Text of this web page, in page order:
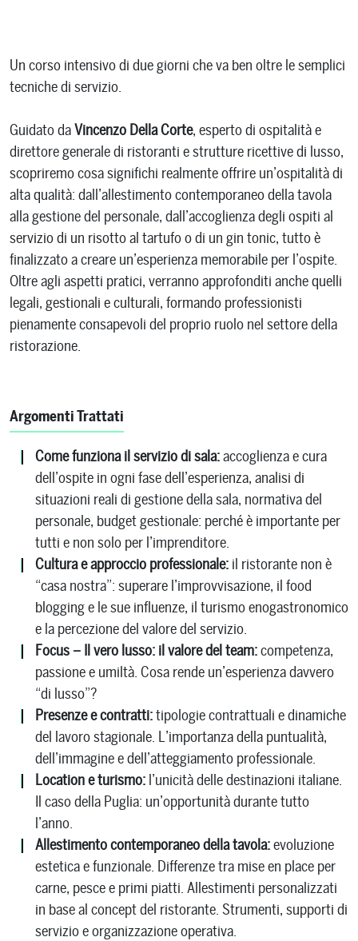
Un corso intensivo di due giorni che va ben oltre le semplici
tecniche di servizio.
Guidato daVincenzo Della Corte, esperto di ospitalità e
direttore generale di ristoranti e strutture ricettive di lusso,
scopriremo cosa significhi realmente offrire un’ospitalità di
alta qualità: dall’allestimento contemporaneo della tavola
alla gestione del personale, dall’accoglienza degli ospiti al
servizio di un risotto al tartufo o di un gin tonic, tutto è
finalizzato a creare un’esperienza memorabile per l’ospite.
Oltre agli aspetti pratici, verranno approfonditi anche quelli
legali, gestionali e culturali, formando professionisti
pienamente consapevoli del proprio ruolo nel settore della
ristorazione.
Argomenti Trattati
Come funziona il servizio di sala:accoglienza e cura
dell’ospite in ogni fase dell’esperienza, analisi di
situazioni reali di gestione della sala, normativa del
personale, budget gestionale: perché è importante per
tutti e non solo per l’imprenditore.
Cultura e approccio professionale: il ristorante non è
“casa nostra”: superare l’improvvisazione, il food
blogging e le sue influenze, il turismo enogastronomico
e la percezione del valore del servizio.
Focus – Il vero lusso: il valore del team:competenza,
passione e umiltà. Cosa rende un’esperienza davvero
“di lusso”?
Presenze e contratti:tipologie contrattuali e dinamiche
del lavoro stagionale. L’importanza della puntualità,
dell’immagine e dell’atteggiamento professionale.
Location e turismo: l’unicità delle destinazioni italiane.
Il caso della Puglia: un’opportunità durante tutto
l’anno.
Allestimento contemporaneo della tavola:evoluzione
estetica e funzionale. Differenze tra mise en place per
carne, pesce e primi piatti. Allestimenti personalizzati
in base al concept del ristorante. Strumenti, supporti di
servizio e organizzazione operativa.